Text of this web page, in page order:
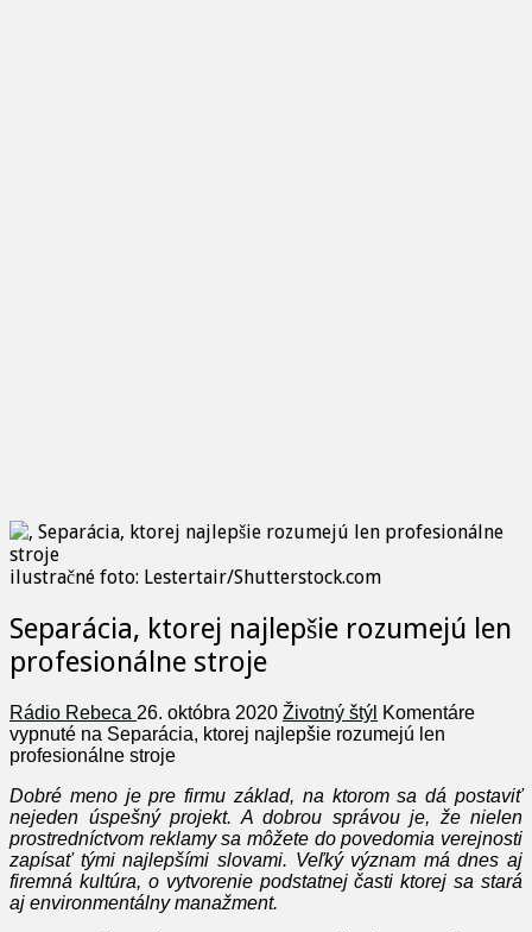
ilustračné foto: Lestertair/Shutterstock.com
Separácia, ktorej najlepšie rozumejú len
profesionálne stroje
Rádio Rebeca 26. októbra 2020 Životný štýl Komentáre
vypnuté na Separácia, ktorej najlepšie rozumejú len
profesionálne stroje
Dobré meno je pre firmu základ, na ktorom sa dá postaviť
nejeden úspešný projekt. A dobrou správou je, že nielen
prostredníctvom reklamy sa môžete do povedomia verejnosti
zapísať tými najlepšími slovami. Veľký význam má dnes aj
firemná kultúra, o vytvorenie podstatnej časti ktorej sa stará
aj environmentálny manažment.